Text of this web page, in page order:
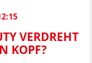
VERDREHT
KOPF?